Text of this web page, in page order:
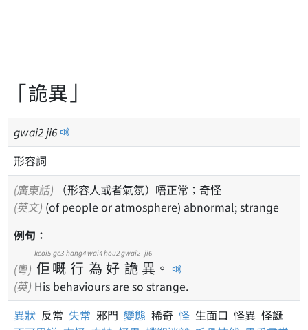
「詭異」
gwai2ji6
形容詞
(廣東話)
（形容人或者氣氛）唔正常；奇怪
(英文) (of people or atmosphere) abnormal; strange
例句：
(粵) 佢
keoi5
嘅
ge3
行
hang4
為
wai4
好
hou2
詭
gwai2
異
ji6
。
(英) His behaviours are so strange.
異狀 反常 失常 邪門 變態 稀奇 怪 生面口 怪異 怪誕